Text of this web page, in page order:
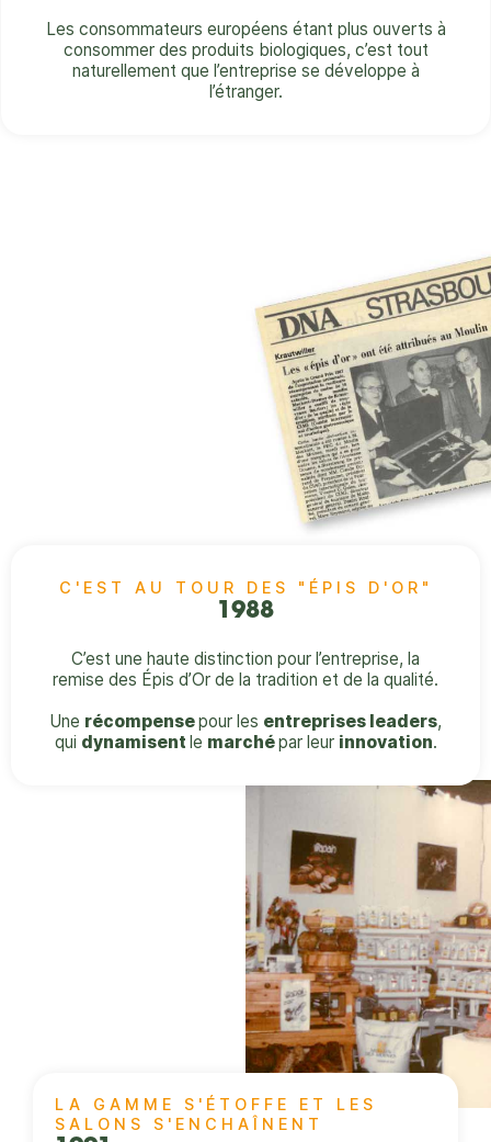
Les consommateurs européens étant plus ouverts à
consommer des produits biologiques, c’est tout
naturellement que l’entreprise se développe à
l’étranger.
C'EST AU TOUR DES "ÉPIS D'OR"​
1988
C’est une haute distinction pour l’entreprise, la
remise des Épis d’Or de la tradition et de la qualité.
Une récompensepour les entreprises leaders,
qui dynamisent le marchépar leur innovation.
LA GAMME S'ÉTOFFE ET LES
SALONS S'ENCHAÎNENT